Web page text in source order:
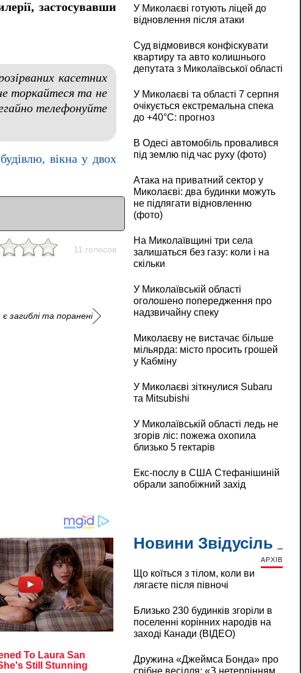
застосувавши
касетних
торкайтеся та не
телефонуйте
вікна у двох
11 голосов
загиблі та поранені
У Миколаєві готують ліцей до
відновлення після атаки
Суд відмовився конфіскувати
квартиру та авто колишнього
депутата з Миколаївської області
У Миколаєві та області 7 серпня
очікується екстремальна спека
до +40°C: прогноз
В Одесі автомобіль провалився
під землю під час руху (фото)
Атака на приватний сектор у
Миколаєві: два будинки можуть
не підлягати відновленню
(фото)
На Миколаївщині три села
залишаться без газу: коли і на
скільки
У Миколаївській області
оголошено попередження про
надзвичайну спеку
Миколаєву не вистачає більше
мільярда: місто просить грошей
у Кабміну
У Миколаєві зіткнулися Subaru
та Mitsubishi
У Миколаївській області ледь не
згорів ліс: пожежа охопила
близько 5 гектарів
Екс-послу в США Стефанішиній
обрали запобіжний захід
Новини Звідусіль
АРХІВ
Що коїться з тілом, коли ви
лягаєте після півночі
Близько 230 будинків згоріли в
поселенні корінних народів на
заході Канади (ВІДЕО)
Дружина «Джеймса Бонда» про